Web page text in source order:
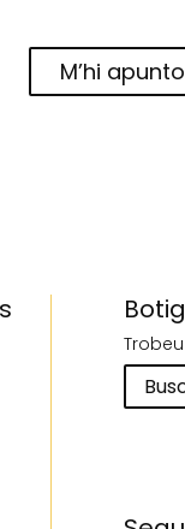
M’hi apunto